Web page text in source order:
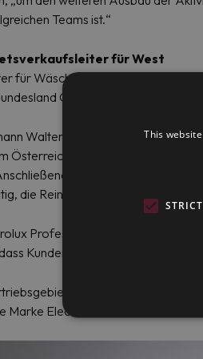
Teams ist.“
für West
für Wäschereitechnik Walter
Oberösterreich teilt sich
Walter Krepper ist 50 Jahre alt
Österreichischen Skiverband
vertrat er in der
die Reinigungsmittel und
Professional
Kunden immer wieder gerne
das Hotels,
Marke Electrolux in seinem
This